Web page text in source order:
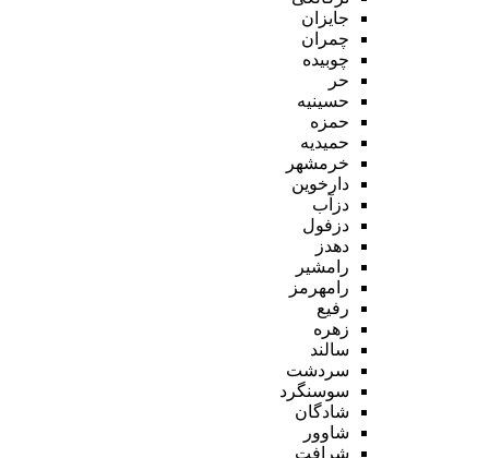
جایزان
چمران
چوبیده
حر
حسینیه
حمزه
حمیدیه
خرمشهر
دارخوین
دزآب
دزفول
دهدز
رامشیر
رامهرمز
رفیع
زهره
سالند
سردشت
سوسنگرد
شادگان
شاوور
شرافت